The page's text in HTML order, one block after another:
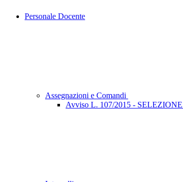
Personale Docente
Assegnazioni e Comandi
Avviso L. 107/2015 -